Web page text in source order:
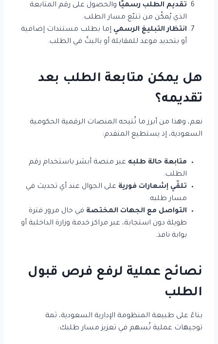
تقديم الطلب رسميًا والحصول على رقم المتابعة
الذي يُمكّن من تتبّع مسار الطلب.
انتظار التبليغ الرسمي إما بطلب مستندات إضافية
أو بتحديد موعد للمقابلة أو بالبتّ في الطلب.
هل يمكن متابعة الطلب بعد
تقديمه؟
نعم، وهذا من أبرز ما تُتيحه المنصات الرقمية الحكومية
السعودية، إذ يستطيع المتقدم:
متابعة حالة طلبه عبر منصة أبشر باستخدام رقم
الطلب.
تلقّي إشعارات فورية على الجوال عند أي تحديث في
مسار طلبه.
التواصل مع الجهات المختصة في حال مرور فترة
طويلة دون استجابة، عبر مراكز خدمة وزارة الداخلية أو
بوابة نافذ.
نصائح عملية لرفع فرص قبول
الطلب
بناءً على طبيعة المنظومة الإدارية السعودية، ثمة
توجيهات عملية تُسهم في تعزيز مسار طلبك: